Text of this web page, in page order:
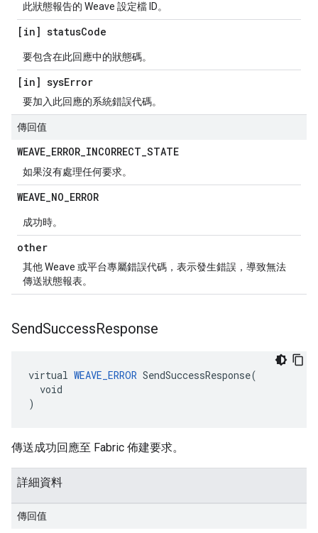
此狀態報告的 Weave 設定檔 ID。
[in] statusCode
要包含在此回應中的狀態碼。
[in] sysError
要加入此回應的系統錯誤代碼。
傳回值
WEAVE_ERROR_INCORRECT_STATE
如果沒有處理任何要求。
WEAVE_NO_ERROR
成功時。
other
其他 Weave 或平台專屬錯誤代碼，表示發生錯誤，導致無法
傳送狀態報表。
SendSuccessResponse
virtual WEAVE_ERROR SendSuccessResponse(
  void
)
傳送成功回應至 Fabric 佈建要求。
詳細資料
傳回值